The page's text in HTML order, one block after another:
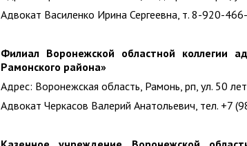
Адвокат Василенко Ирина Сергеевна, т. 8-920-
Филиал Воронежской областной коллегии
Рамонского района»
Адрес: Воронежская область, Рамонь, рп, ул. 50
Адвокат Черкасов Валерий Анатольевич, тел. +7